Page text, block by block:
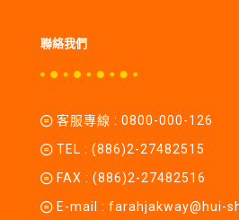
聯絡我們
客服專線 : 0800-000-126
TEL : (886)2-27482515
FAX : (886)2-27482516
E-mail : farahjakway@hui-